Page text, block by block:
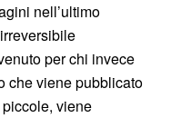
nell’ultimo
per chi invece
che viene pubblicato
viene